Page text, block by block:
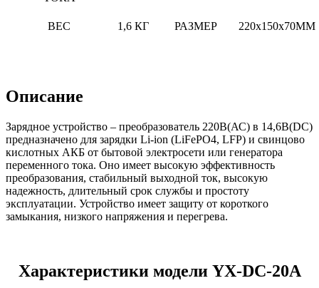
ВЕС 1,6 КГ РАЗМЕР 220x150x70MM
Описание
Зарядное устройство – преобразователь 220В(АС) в 14,6В(DC)
предназначено для зарядки Li-ion (LiFePO4, LFP) и свинцово
кислотных АКБ от бытовой электросети или генератора
переменного тока. Оно имеет высокую эффективность
преобразования, стабильный выходной ток, высокую
надежность, длительный срок службы и простоту
эксплуатации. Устройство имеет защиту от короткого
замыкания, низкого напряжения и перегрева.
Характеристики модели YX-DC-20A